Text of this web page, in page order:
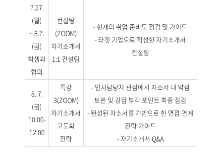
7.27.
(월)
~ 8.7.
(금)
학생과
협의
컨설팅
(ZOOM)
자기소개서
1:1 컨설팅
- 현재의 취업 준비도 점검 및 가이드
- 타겟 기업으로 작성한 자기소개서
컨설팅
8. 7.
(금)
10:00-
12:00
특강
3(ZOOM)
자기소개서
고도화
전략
- 인사담당자 관점에서 자소서 내 약점
보완 및 강점 부각 포인트 최종 점검
- 완성된 자소서를 기반으로 한 면접 연계
전략 가이드
- 자기소개서 Q&A